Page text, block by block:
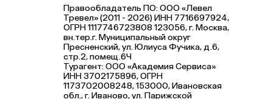
Правообладатель ПО: ООО «Левел
Тревел» (2011 - 2026) ИНН 7716697924,
ОГРН 1117746723808 123056, г. Москва,
вн.тер.г. Муниципальный округ
Пресненский, ул. Юлиуса Фучика, д.6,
стр.2, помещ.6Ч
Турагент: ООО «Академия Сервиса»
ИНН 3702175896, ОГРН
1173702008248, 153000, Ивановская
обл., г. Иваново, ул. Парижской